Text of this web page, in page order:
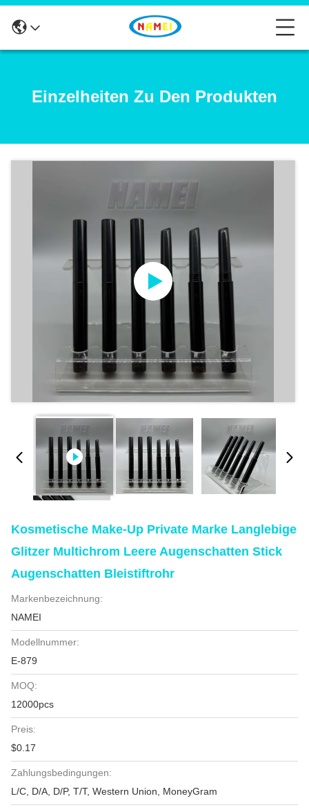
Einzelheiten Zu Den Produkten
Kosmetische Make-Up Private Marke Langlebige
Glitzer Multichrom Leere Augenschatten Stick
Augenschatten Bleistiftrohr
Markenbezeichnung:
NAMEI
Modellnummer:
E-879
MOQ:
12000pcs
Preis:
$0.17
Zahlungsbedingungen:
L/C, D/A, D/P, T/T, Western Union, MoneyGram